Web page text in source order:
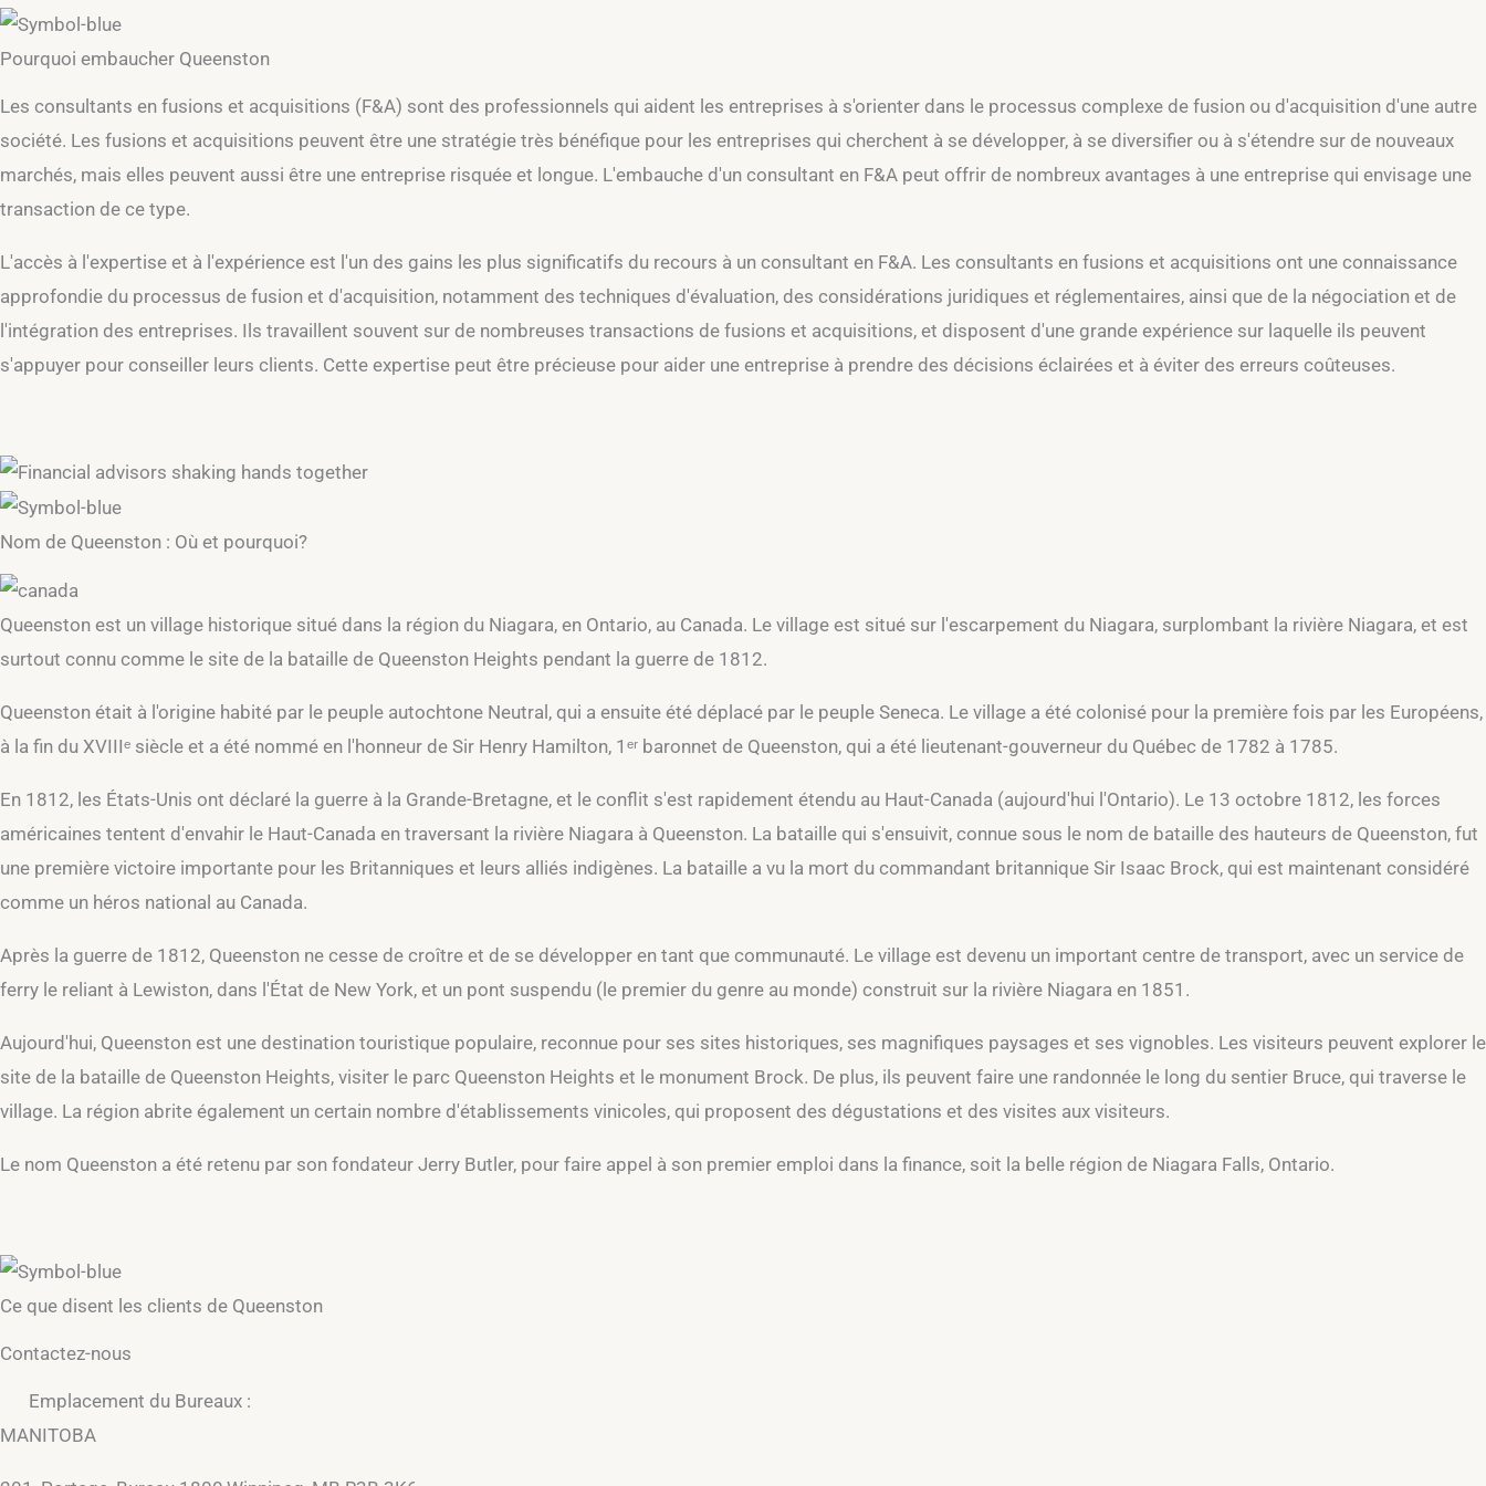
Pourquoi embaucher Queenston
Les consultants en fusions et acquisitions (F&A) sont des professionnels qui aident les entreprises à s'orienter dans le processus complexe de fusion ou d'acquisition d'une autre
société. Les fusions et acquisitions peuvent être une stratégie très bénéfique pour les entreprises qui cherchent à se développer, à se diversifier ou à s'étendre sur de nouveaux
marchés, mais elles peuvent aussi être une entreprise risquée et longue. L'embauche d'un consultant en F&A peut offrir de nombreux avantages à une entreprise qui envisage une
transaction de ce type.
L'accès à l'expertise et à l'expérience est l'un des gains les plus significatifs du recours à un consultant en F&A. Les consultants en fusions et acquisitions ont une connaissance
approfondie du processus de fusion et d'acquisition, notamment des techniques d'évaluation, des considérations juridiques et réglementaires, ainsi que de la négociation et de
l'intégration des entreprises. Ils travaillent souvent sur de nombreuses transactions de fusions et acquisitions, et disposent d'une grande expérience sur laquelle ils peuvent
s'appuyer pour conseiller leurs clients. Cette expertise peut être précieuse pour aider une entreprise à prendre des décisions éclairées et à éviter des erreurs coûteuses.
Nom de Queenston : Où et pourquoi?
Queenston est un village historique situé dans la région du Niagara, en Ontario, au Canada. Le village est situé sur l'escarpement du Niagara, surplombant la rivière Niagara, et est
surtout connu comme le site de la bataille de Queenston Heights pendant la guerre de 1812.
Queenston était à l'origine habité par le peuple autochtone Neutral, qui a ensuite été déplacé par le peuple Seneca. Le village a été colonisé pour la première fois par les Européens,
à la fin du XVIIIᵉ siècle et a été nommé en l'honneur de Sir Henry Hamilton, 1ᵉʳ baronnet de Queenston, qui a été lieutenant-gouverneur du Québec de 1782 à 1785.
En 1812, les États-Unis ont déclaré la guerre à la Grande-Bretagne, et le conflit s'est rapidement étendu au Haut-Canada (aujourd'hui l'Ontario). Le 13 octobre 1812, les forces
américaines tentent d'envahir le Haut-Canada en traversant la rivière Niagara à Queenston. La bataille qui s'ensuivit, connue sous le nom de bataille des hauteurs de Queenston, fut
une première victoire importante pour les Britanniques et leurs alliés indigènes. La bataille a vu la mort du commandant britannique Sir Isaac Brock, qui est maintenant considéré
comme un héros national au Canada.
Après la guerre de 1812, Queenston ne cesse de croître et de se développer en tant que communauté. Le village est devenu un important centre de transport, avec un service de
ferry le reliant à Lewiston, dans l'État de New York, et un pont suspendu (le premier du genre au monde) construit sur la rivière Niagara en 1851.
Aujourd'hui, Queenston est une destination touristique populaire, reconnue pour ses sites historiques, ses magnifiques paysages et ses vignobles. Les visiteurs peuvent explorer le
site de la bataille de Queenston Heights, visiter le parc Queenston Heights et le monument Brock. De plus, ils peuvent faire une randonnée le long du sentier Bruce, qui traverse le
village. La région abrite également un certain nombre d'établissements vinicoles, qui proposent des dégustations et des visites aux visiteurs.
Le nom Queenston a été retenu par son fondateur Jerry Butler, pour faire appel à son premier emploi dans la finance, soit la belle région de Niagara Falls, Ontario.
Ce que disent les clients de Queenston
Contactez-nous
Emplacement du Bureaux :
MANITOBA